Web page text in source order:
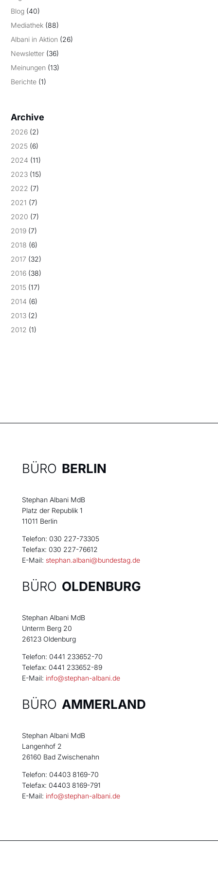
Blog (40)
Mediathek (88)
Albani in Aktion (26)
Newsletter (36)
Meinungen (13)
Berichte (1)
Archive
2026 (2)
2025 (6)
2024 (11)
2023 (15)
2022 (7)
2021 (7)
2020 (7)
2019 (7)
2018 (6)
2017 (32)
2016 (38)
2015 (17)
2014 (6)
2013 (2)
2012 (1)
BÜRO BERLIN
Stephan Albani MdB
Platz der Republik 1
11011 Berlin
Telefon: 030 227-73305
Telefax: 030 227-76612
E-Mail: stephan.albani@bundestag.de
BÜRO OLDENBURG
Stephan Albani MdB
Unterm Berg 20
26123 Oldenburg
Telefon: 0441 233652-70
Telefax: 0441 233652-89
E-Mail: info@stephan-albani.de
BÜRO AMMERLAND
Stephan Albani MdB
Langenhof 2
26160 Bad Zwischenahn
Telefon: 04403 8169-70
Telefax: 04403 8169-791
E-Mail: info@stephan-albani.de